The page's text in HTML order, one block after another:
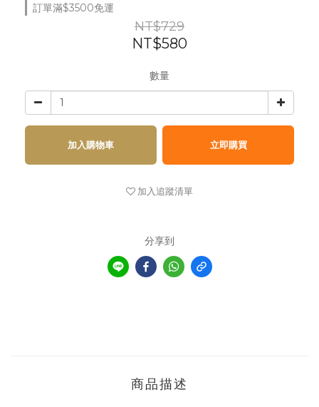
訂單滿$3500免運
NT$729
NT$580
數量
加入購物車 立即購買
加入追蹤清單
分享到
商品描述